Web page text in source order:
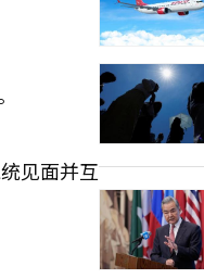
见面并互